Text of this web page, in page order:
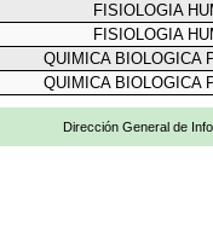
FISIOLOGIA
FISIOLOGIA
QUIMICA BIOLOGICA
QUIMICA BIOLOGICA
Dirección General de